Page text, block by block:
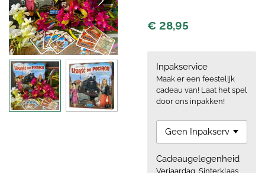
€ 28,95
Inpakservice
Maak er een feestelijk
cadeau van! Laat het spel
door ons inpakken!
Cadeaugelegenheid
Verjaardag, Sinterklaas,